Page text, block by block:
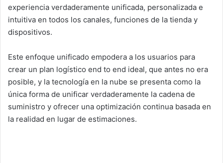
experiencia verdaderamente unificada, personalizada e
intuitiva en todos los canales, funciones de la tienda y
dispositivos.
Este enfoque unificado empodera a los usuarios para
crear un plan logístico end to end ideal, que antes no era
posible, y la tecnología en la nube se presenta como la
única forma de unificar verdaderamente la cadena de
suministro y ofrecer una optimización continua basada en
la realidad en lugar de estimaciones.